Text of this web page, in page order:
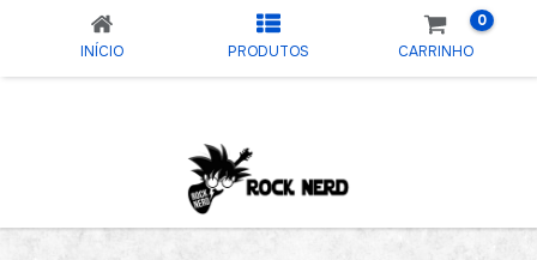
INÍCIO PRODUTOS CARRINHO
0